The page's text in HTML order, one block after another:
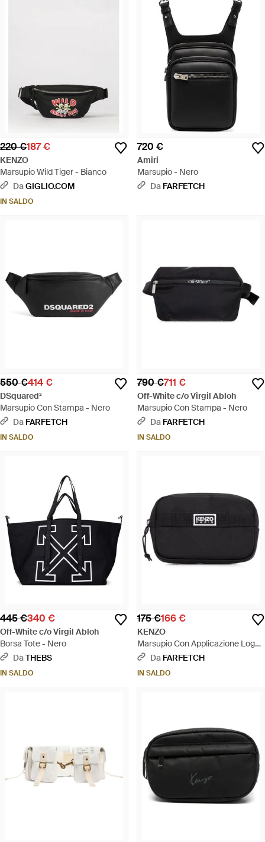
220 €187 €
KENZO
Marsupio Wild Tiger - Bianco
DaGIGLIO.COM
IN SALDO
720 €
Amiri
Marsupio - Nero
Da FARFETCH
550 €414 €
DSquared²
Marsupio Con Stampa - Nero
Da FARFETCH
IN SALDO
790 €711 €
Off-White c/o Virgil Abloh
Marsupio Con Stampa - Nero
Da FARFETCH
IN SALDO
445 €340 €
Off-White c/o Virgil Abloh
Borsa Tote - Nero
DaTHEBS
IN SALDO
175 €166 €
KENZO
Marsupio Con Applicazione Logo -
NeroDa FARFETCH
IN SALDO